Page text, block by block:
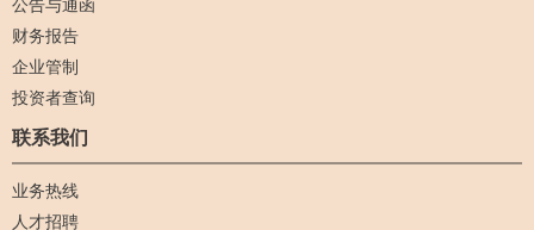
公告与通函
财务报告
企业管制
投资者查询
联系我们
业务热线
人才招聘